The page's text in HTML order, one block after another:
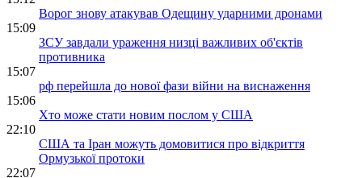
Ворог знову атакував Одещину ударними дронами
15:09
ЗСУ завдали ураження низці важливих об'єктів
противника
15:07
рф перейшла до нової фази війни на виснаження
15:06
Хто може стати новим послом у США
22:10
США та Іран можуть домовитися про відкриття
Ормузької протоки
22:07